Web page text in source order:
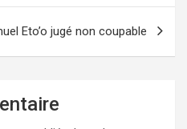
Eto’o jugé non coupable